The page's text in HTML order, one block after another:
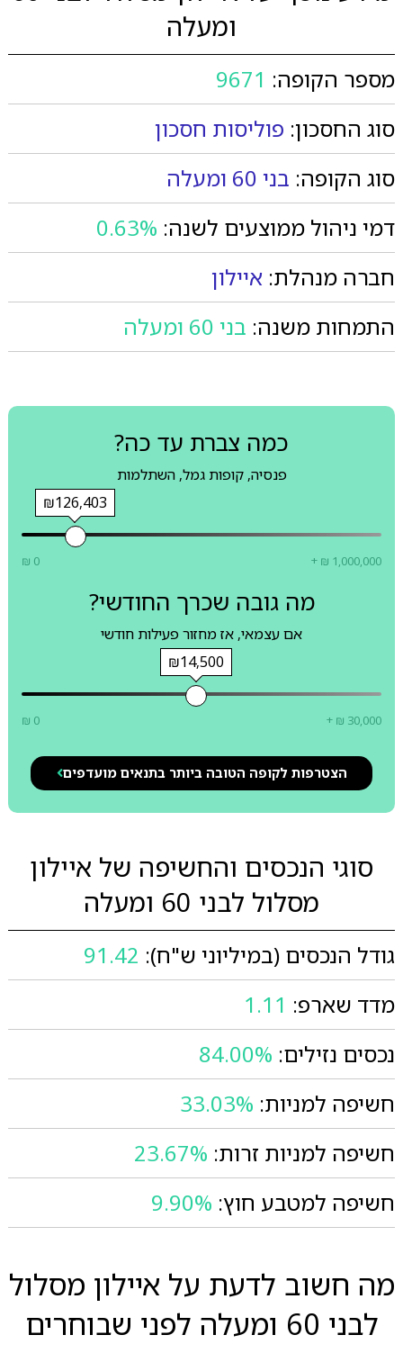
ומעלה
מספר הקופה: 9671
סוג החסכון: פוליסות חסכון
סוג הקופה: בני 60 ומעלה
דמי ניהול ממוצעים לשנה: 0.63%
חברה מנהלת: איילון
התמחות משנה: בני 60 ומעלה
כמה צברת עד כה?
פנסיה, קופות גמל, השתלמות
₪126,403
₪ 0 + ₪ 1,000,000
מה גובה שכרך החודשי?
אם עצמאי, אז מחזור פעילות חודשי
₪14,500
₪ 0 + ₪ 30,000
הצטרפות לקופה הטובה ביותר בתנאים מועדפים
סוגי הנכסים והחשיפה של איילון
מסלול לבני 60 ומעלה
גודל הנכסים (במיליוני ש"ח): 91.42
מדד שארפ: 1.11
נכסים נזילים: 84.00%
חשיפה למניות: 33.03%
חשיפה למניות זרות: 23.67%
חשיפה למטבע חוץ: 9.90%
מה חשוב לדעת על איילון מסלול
לבני 60 ומעלה לפני שבוחרים